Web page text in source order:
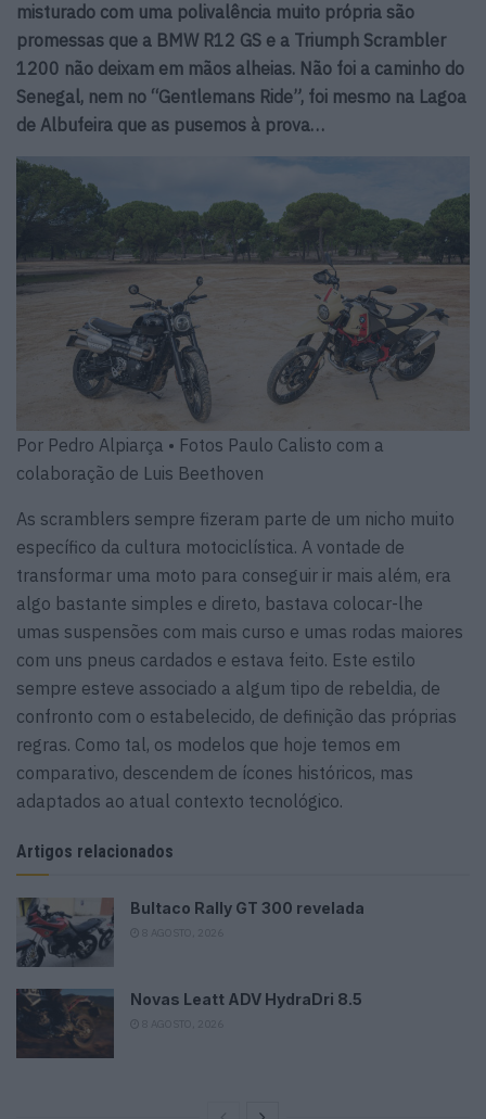
misturado com uma polivalência muito própria são
promessas que a BMW R12 GS e a Triumph Scrambler
1200 não deixam em mãos alheias. Não foi a caminho do
Senegal, nem no “Gentlemans Ride”, foi mesmo na Lagoa
de Albufeira que as pusemos à prova…
Por Pedro Alpiarça • Fotos Paulo Calisto com a
colaboração de Luis Beethoven
As scramblers sempre fizeram parte de um nicho muito
específico da cultura motociclística. A vontade de
transformar uma moto para conseguir ir mais além, era
algo bastante simples e direto, bastava colocar-lhe
umas suspensões com mais curso e umas rodas maiores
com uns pneus cardados e estava feito. Este estilo
sempre esteve associado a algum tipo de rebeldia, de
confronto com o estabelecido, de definição das próprias
regras. Como tal, os modelos que hoje temos em
comparativo, descendem de ícones históricos, mas
adaptados ao atual contexto tecnológico.
Artigos relacionados
Bultaco Rally GT 300 revelada
Novas Leatt ADV HydraDri 8.5